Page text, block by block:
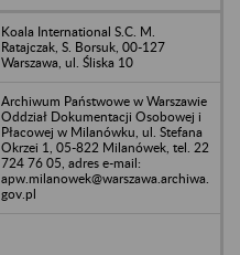
Koala International S.C. M.
Ratajczak, S. Borsuk, 00-127
Warszawa, ul. Śliska 10
Archiwum Państwowe w Warszawie
Oddział Dokumentacji Osobowej i
Płacowej w Milanówku, ul. Stefana
Okrzei 1, 05-822 Milanówek, tel. 22
724 76 05, adres e-mail:
apw.milanowek@warszawa.archiwa.
gov.pl